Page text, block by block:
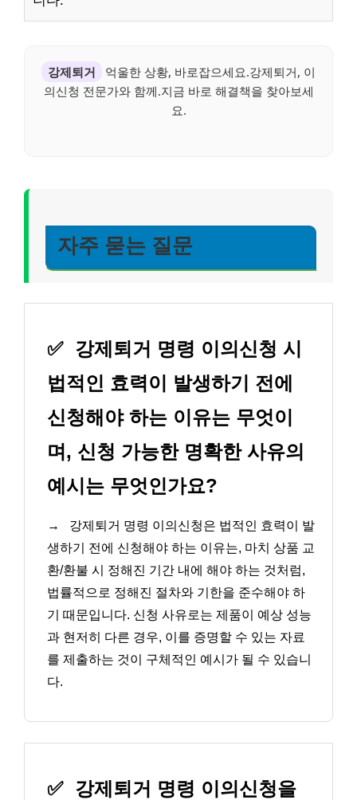
강제퇴거
억울한 상황, 바로잡으세요.강제퇴거, 이
의신청 전문가와 함께.지금 바로 해결책을 찾아보세
요.
자주 묻는 질문
✅ 강제퇴거 명령 이의신청 시
법적인 효력이 발생하기 전에
신청해야 하는 이유는 무엇이
며, 신청 가능한 명확한 사유의
예시는 무엇인가요?
→
강제퇴거 명령 이의신청은 법적인 효력이 발
생하기 전에 신청해야 하는 이유는, 마치 상품 교
환/환불 시 정해진 기간 내에 해야 하는 것처럼,
법률적으로 정해진 절차와 기한을 준수해야 하
기 때문입니다. 신청 사유로는 제품이 예상 성능
과 현저히 다른 경우, 이를 증명할 수 있는 자료
를 제출하는 것이 구체적인 예시가 될 수 있습니
다.
✅ 강제퇴거 명령 이의신청을